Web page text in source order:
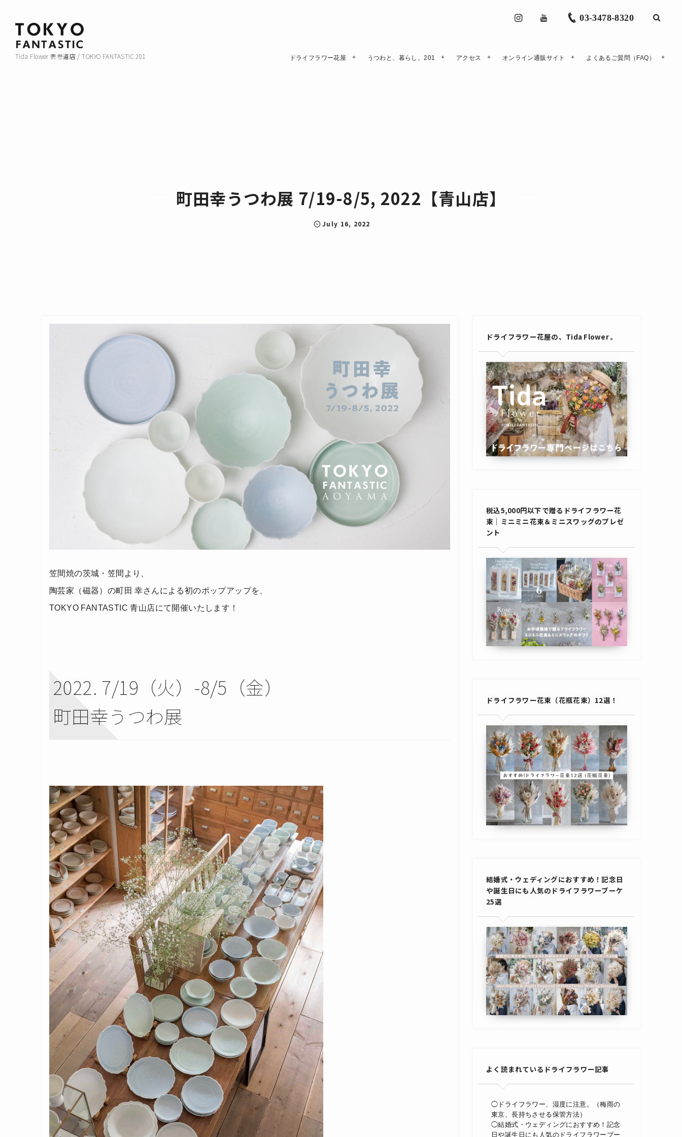
Tida Flower 表参道店 / TOKYO FANTASTIC 201
03-3478-8320
ドライフラワー花屋 うつわと、暮らし。201 アクセス オンライン通販サイト よくあるご質問（FAQ）
町田幸うつわ展 7/19-8/5, 2022【青山店】
July 16, 2022
笠間焼の茨城・笠間より、
陶芸家（磁器）の町田 幸さんによる初のポップアップを、
TOKYO FANTASTIC 青山店にて開催いたします！
2022. 7/19（火）-8/5（金）
町田幸うつわ展
ドライフラワー花屋の、Tida Flower 。
税込5,000円以下で贈るドライフラワー花
束｜ミニミニ花束＆ミニスワッグのプレゼ
ント
ドライフラワー花束（花瓶花束）12選！
結婚式・ウェディングにおすすめ！記念日
や誕生日にも人気のドライフラワーブーケ
25選
よく読まれているドライフラワー記事
◯ドライフラワー、湿度に注意。（梅雨の
東京、長持ちさせる保管方法）
◯結婚式・ウェディングにおすすめ！記念
日や誕生日にも人気のドライフラワーブー